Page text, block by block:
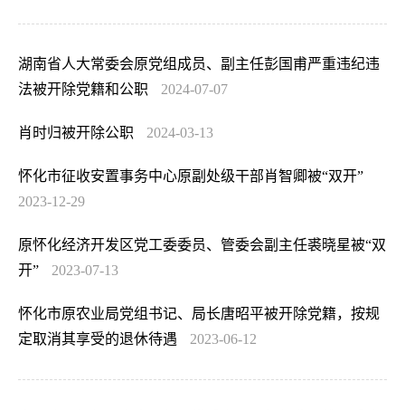
湖南省人大常委会原党组成员、副主任彭国甫严重违纪违
法被开除党籍和公职
2024-07-07
肖时归被开除公职 2024-03-13
怀化市征收安置事务中心原副处级干部肖智卿被“双开”
2023-12-29
原怀化经济开发区党工委委员、管委会副主任裘晓星被“双
开”
2023-07-13
怀化市原农业局党组书记、局长唐昭平被开除党籍，按规
定取消其享受的退休待遇
2023-06-12